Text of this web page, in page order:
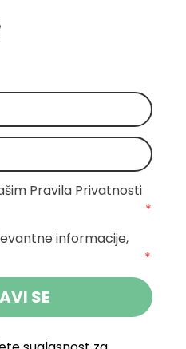
Pravila Privatnosti
*
informacije,
*
SE